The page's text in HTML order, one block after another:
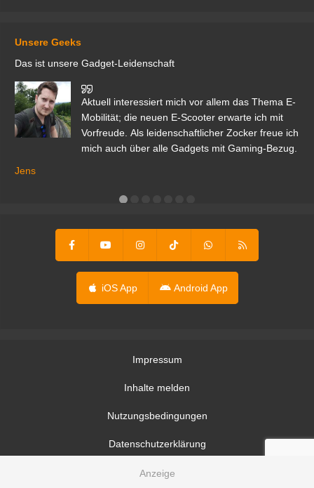
Unsere Geeks
Das ist unsere Gadget-Leidenschaft
Aktuell interessiert mich vor allem das Thema E-
Mobilität; die neuen E-Scooter erwarte ich mit
Vorfreude. Als leidenschaftlicher Zocker freue ich
mich auch über alle Gadgets mit Gaming-Bezug.
Jens
iOS App Android App
Impressum
Inhalte melden
Nutzungsbedingungen
Datenschutzerklärung
Datenschutzeinstellungen